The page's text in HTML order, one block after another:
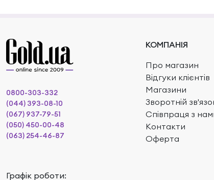
КОМПАНІЯ
Про магазин
Відгуки клієнтів
Магазини
Зворотній
Співпраця з
Контакти
Оферта
0800-303-332
(044) 393-08-10
(067) 937-79-51
(050) 450-00-48
(063) 254-46-87
Графік роботи: